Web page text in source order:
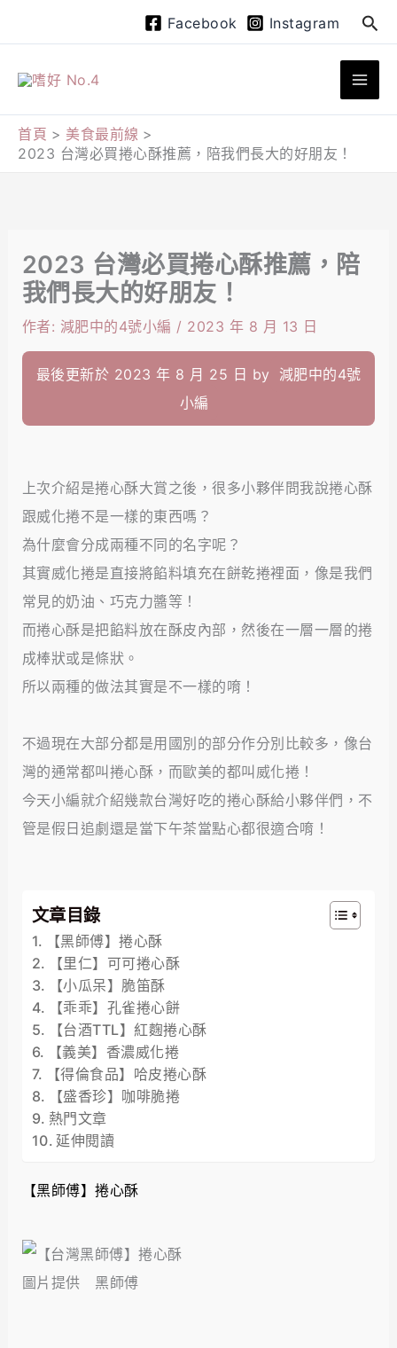
至
Facebook Instagram
搜
尋
首頁
美食最前線
2023 台灣必買捲心酥推薦，陪我們長大的好朋友！
2023 台灣必買捲心酥推薦，陪
我們長大的好朋友！
作者: 減肥中的4號小編 / 2023 年 8 月 13 日
最後更新於 2023 年 8 月 25 日 by
減肥中的4號
小編
上次介紹是捲心酥大賞之後，很多小夥伴問我說捲心酥
跟威化捲不是一樣的東西嗎？
為什麼會分成兩種不同的名字呢？
其實威化捲是直接將餡料填充在餅乾捲裡面，像是我們
常見的奶油、巧克力醬等！
而捲心酥是把餡料放在酥皮內部，然後在一層一層的捲
成棒狀或是條狀。
所以兩種的做法其實是不一樣的唷！
不過現在大部分都是用國別的部分作分別比較多，像台
灣的通常都叫捲心酥，而歐美的都叫威化捲！
今天小編就介紹幾款台灣好吃的捲心酥給小夥伴們，不
管是假日追劇還是當下午茶當點心都很適合唷！
文章目錄
【黑師傅】捲心酥
【里仁】可可捲心酥
【小瓜呆】脆笛酥
【乖乖】孔雀捲心餅
【台酒TTL】紅麴捲心酥
【義美】香濃威化捲
【得倫食品】哈皮捲心酥
【盛香珍】咖啡脆捲
熱門文章
延伸閱讀
【黑師傅】捲心酥
圖片提供 黑師傅